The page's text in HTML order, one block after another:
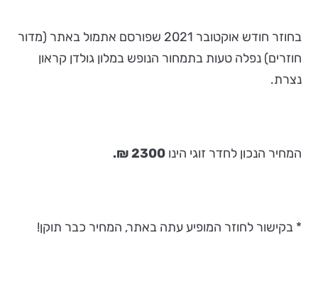
בחוזר חודש אוקטובר 2021 שפורסם אתמול באתר (מדור
חוזרים) נפלה טעות בתמחור הנופש במלון גולדן קראון
נצרת.
המחיר הנכון לחדר זוגי הינו 2300 ₪.
* בקישור לחוזר המופיע עתה באתר, המחיר כבר תוקן!